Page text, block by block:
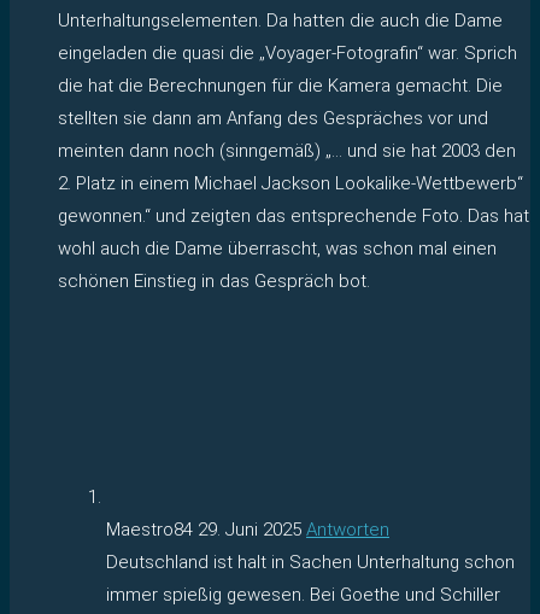
Unterhaltungselementen. Da hatten die auch die Dame
eingeladen die quasi die „Voyager-Fotografin“ war. Sprich
die hat die Berechnungen für die Kamera gemacht. Die
stellten sie dann am Anfang des Gespräches vor und
meinten dann noch (sinngemäß) „… und sie hat 2003 den
2. Platz in einem Michael Jackson Lookalike-Wettbewerb“
gewonnen.“ und zeigten das entsprechende Foto. Das hat
wohl auch die Dame überrascht, was schon mal einen
schönen Einstieg in das Gespräch bot.
Maestro84 29. Juni 2025 Antworten
Deutschland ist halt in Sachen Unterhaltung schon
immer spießig gewesen. Bei Goethe und Schiller